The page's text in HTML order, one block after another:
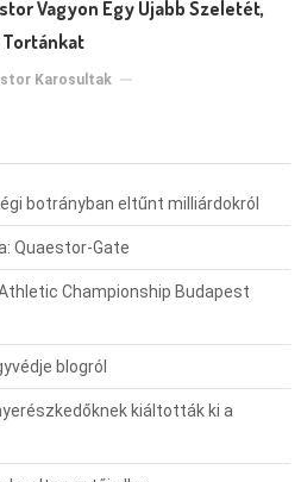
Vagyon Egy Újabb Szeletét,
Tortánkat
Karosultak
botrányban eltűnt milliárdokról
Quaestor-Gate
Championship Budapest
blogról
kiáltották ki a